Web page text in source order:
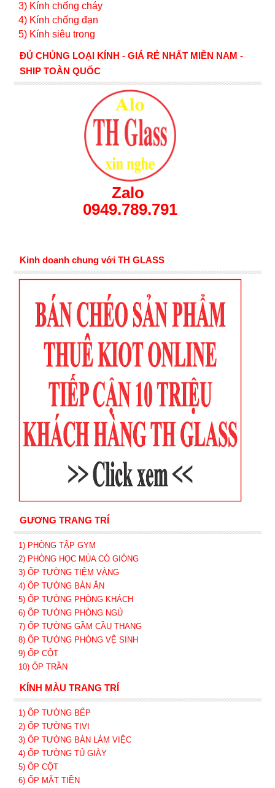
3) Kính chống cháy
4) Kính chống đạn
5) Kính siêu trong
ĐỦ CHỦNG LOẠI KÍNH - GIÁ RẺ NHẤT MIỀN NAM -
SHIP TOÀN QUỐC
Zalo
0949.789.791
Kinh doanh chung với TH GLASS
GƯƠNG TRANG TRÍ
1) PHÒNG TẬP GYM
2) PHÒNG HỌC MÚA CÓ GIÓNG
3) ỐP TƯỜNG TIỆM VÀNG
4) ỐP TƯỜNG BÀN ĂN
5) ỐP TƯỜNG PHÒNG KHÁCH
6) ỐP TƯỜNG PHÒNG NGỦ
7) ỐP TƯỜNG GẦM CẦU THANG
8) ỐP TƯỜNG PHÒNG VỆ SINH
9) ỐP CỘT
10) ỐP TRẦN
KÍNH MÀU TRANG TRÍ
1) ỐP TƯỜNG BẾP
2) ỐP TƯỜNG TIVI
3) ỐP TƯỜNG BÀN LÀM VIỆC
4) ỐP TƯỜNG TỦ GIÀY
5) ỐP CỘT
6) ỐP MẶT TIỀN